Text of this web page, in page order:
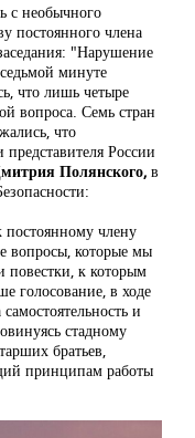
с необычного
постоянного члена
"Нарушение
минуте
что лишь четыре
вопроса. Семь стран
что
России
Полянского, в
члену
вопросы, которые мы
к которым
голосование, в ходе
и
стадному
братьев,
принципам работы